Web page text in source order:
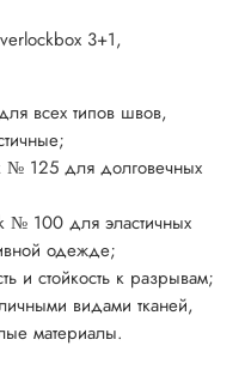
3+1,
всех типов швов,
№ 125 для долговечных
№ 100 для эластичных
одежде;
и стойкость к разрывам;
видами тканей,
материалы.